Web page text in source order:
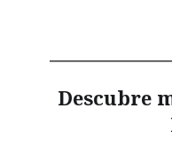
Descubre